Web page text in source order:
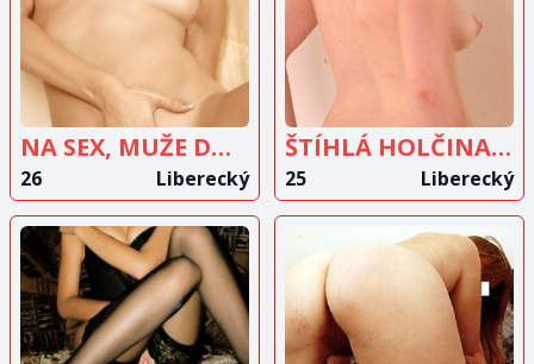
ZOBRAZIT
INZERÁT
NA SEX, MUŽE DO 45 LET
26 Liberecký
ZOBRAZIT
INZERÁT
ŠTÍHLÁ HOLČINA HLEDÁ MUŽE Z LIBERCE
25 Liberecký
ZOBRAZIT
INZERÁT
ZOBRAZIT
INZERÁT